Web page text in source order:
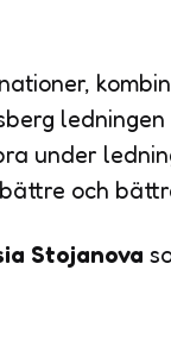
under
och
Stojanova